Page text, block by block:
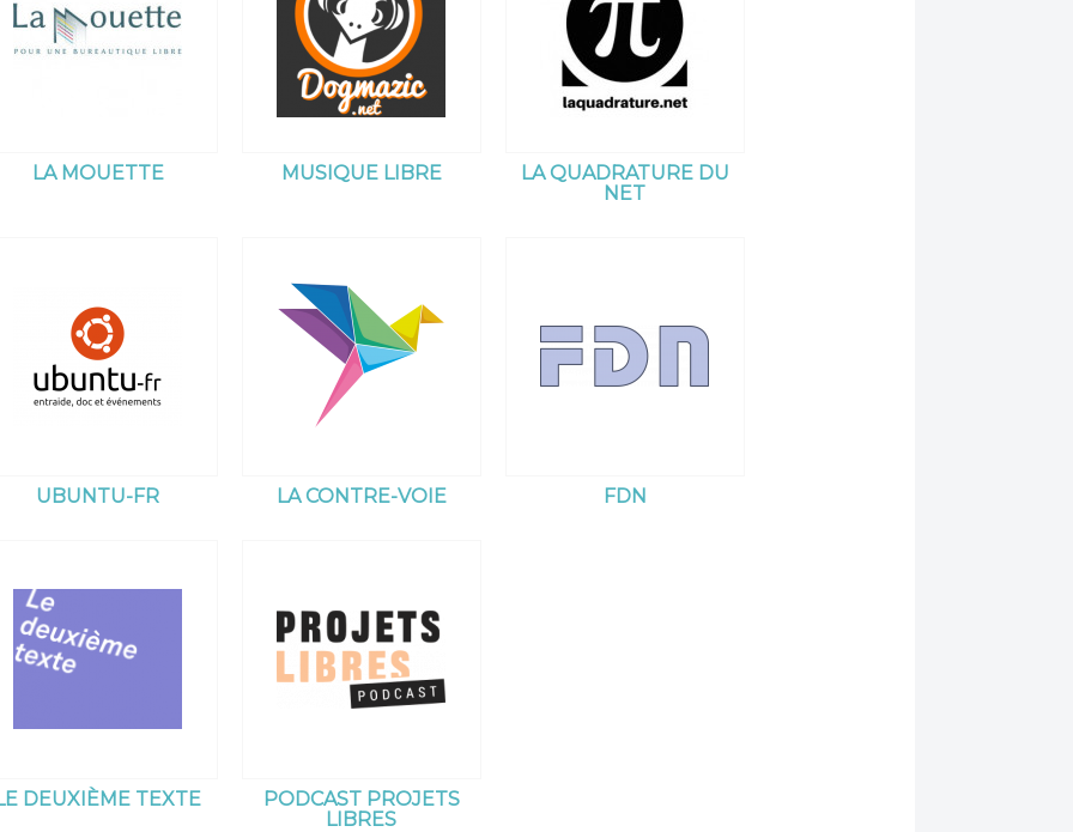
LA MOUETTE MUSIQUE LIBRE
LA QUADRATURE DU
NET
UBUNTU-FR LA CONTRE-VOIE FDN
DEUXIÈME TEXTE
PODCAST PROJETS
LIBRES